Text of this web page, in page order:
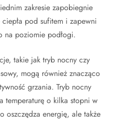
zakresie zapobiegnie
pod sufitem i zapewni
na poziomie podłogi.
takie jak tryb nocny czy
mogą również znacząco
grzania. Tryb nocny
temperaturę o kilka stopni w
oszczędza energię, ale także